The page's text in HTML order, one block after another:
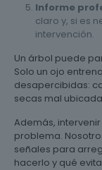
Informe
claro y, si es
intervención.
Un árbol puede
Solo un ojo
desapercibidas:
secas mal
Además,
problema.
señales para
hacerlo y qué